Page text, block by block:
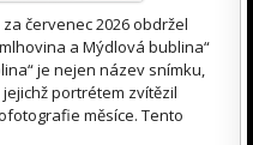
červenec 2026 obdržel
a Mýdlová bublina“
je nejen název snímku,
portrétem zvítězil
měsíce. Tento